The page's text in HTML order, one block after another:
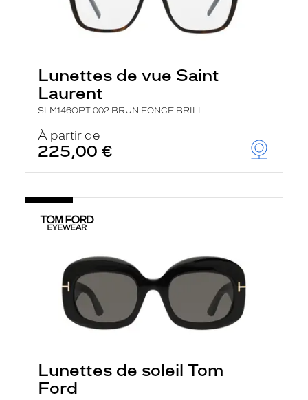
Lunettes de vue Saint
Laurent
SLM146OPT 002 BRUN FONCE BRILL
À partir de
225,00 €
Lunettes de soleil Tom
Ford